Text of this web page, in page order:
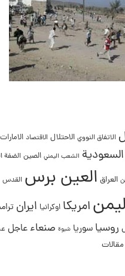
الاتفاق النووي الاحتلال الاقتصاد الامارات
السعودية الشعب اليمني الصين الضفة
العراق العين برس القدس
امريكا اوكرانيا ايران
روسيا سوريا شبوة صنعاء عاجل
مقالات